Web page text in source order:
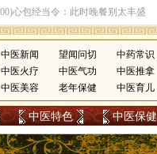
中医新闻 望闻问切 中药常识
中医火疗 中医气功 中医推拿
中医美容 老年保健 中医育儿
中医特色 中医保健